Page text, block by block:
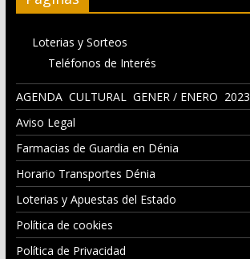
Loterias y Sorteos
Teléfonos de Interés
AGENDA CULTURAL GENER / ENERO 2023
Aviso Legal
Farmacias de Guardia en Dénia
Horario Transportes Dénia
Loterias y Apuestas del Estado
Política de cookies
Política de Privacidad